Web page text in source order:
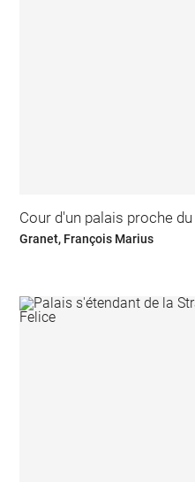
Cour d'un palais proche
Granet, François Marius